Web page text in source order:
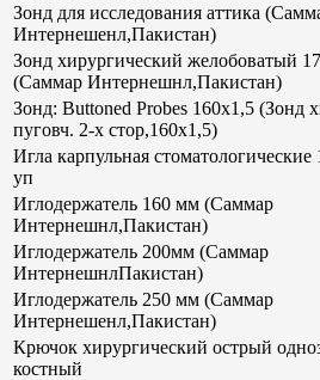
Зонд для исследования аттика
Интернешенл,Пакистан)
Зонд хирургический желобоватый
(Саммар Интернешнл,Пакистан)
Зонд: Buttoned Probes 160х1,5 (Зонд
пуговч. 2-х стор,160х1,5)
Игла карпульная
уп
Иглодержатель 160 мм (Саммар
Интернешнл,Пакистан)
Иглодержатель 200мм (Саммар
ИнтернешнлПакистан)
Иглодержатель 250 мм (Саммар
Интернешенл,Пакистан)
Крючок хирургический острый
костный